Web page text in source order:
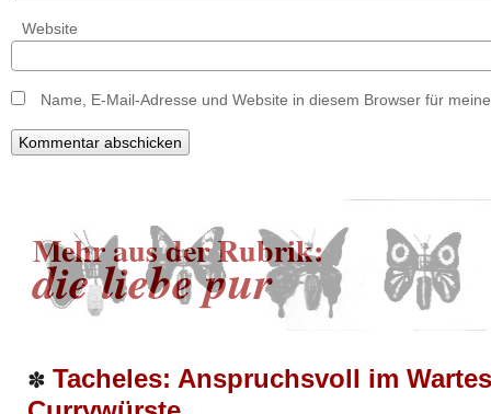
Website
Name, E-Mail-Adresse und Website in diesem Browser für
Mehr aus der Rubrik:
die liebe pur
✽ Tacheles: Anspruchsvoll im